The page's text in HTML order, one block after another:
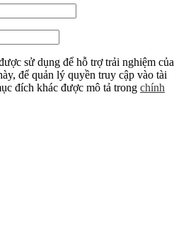
sử dụng để hỗ trợ trải nghiệm của
để quản lý quyền truy cập vào tài
đích khác được mô tả trong chính